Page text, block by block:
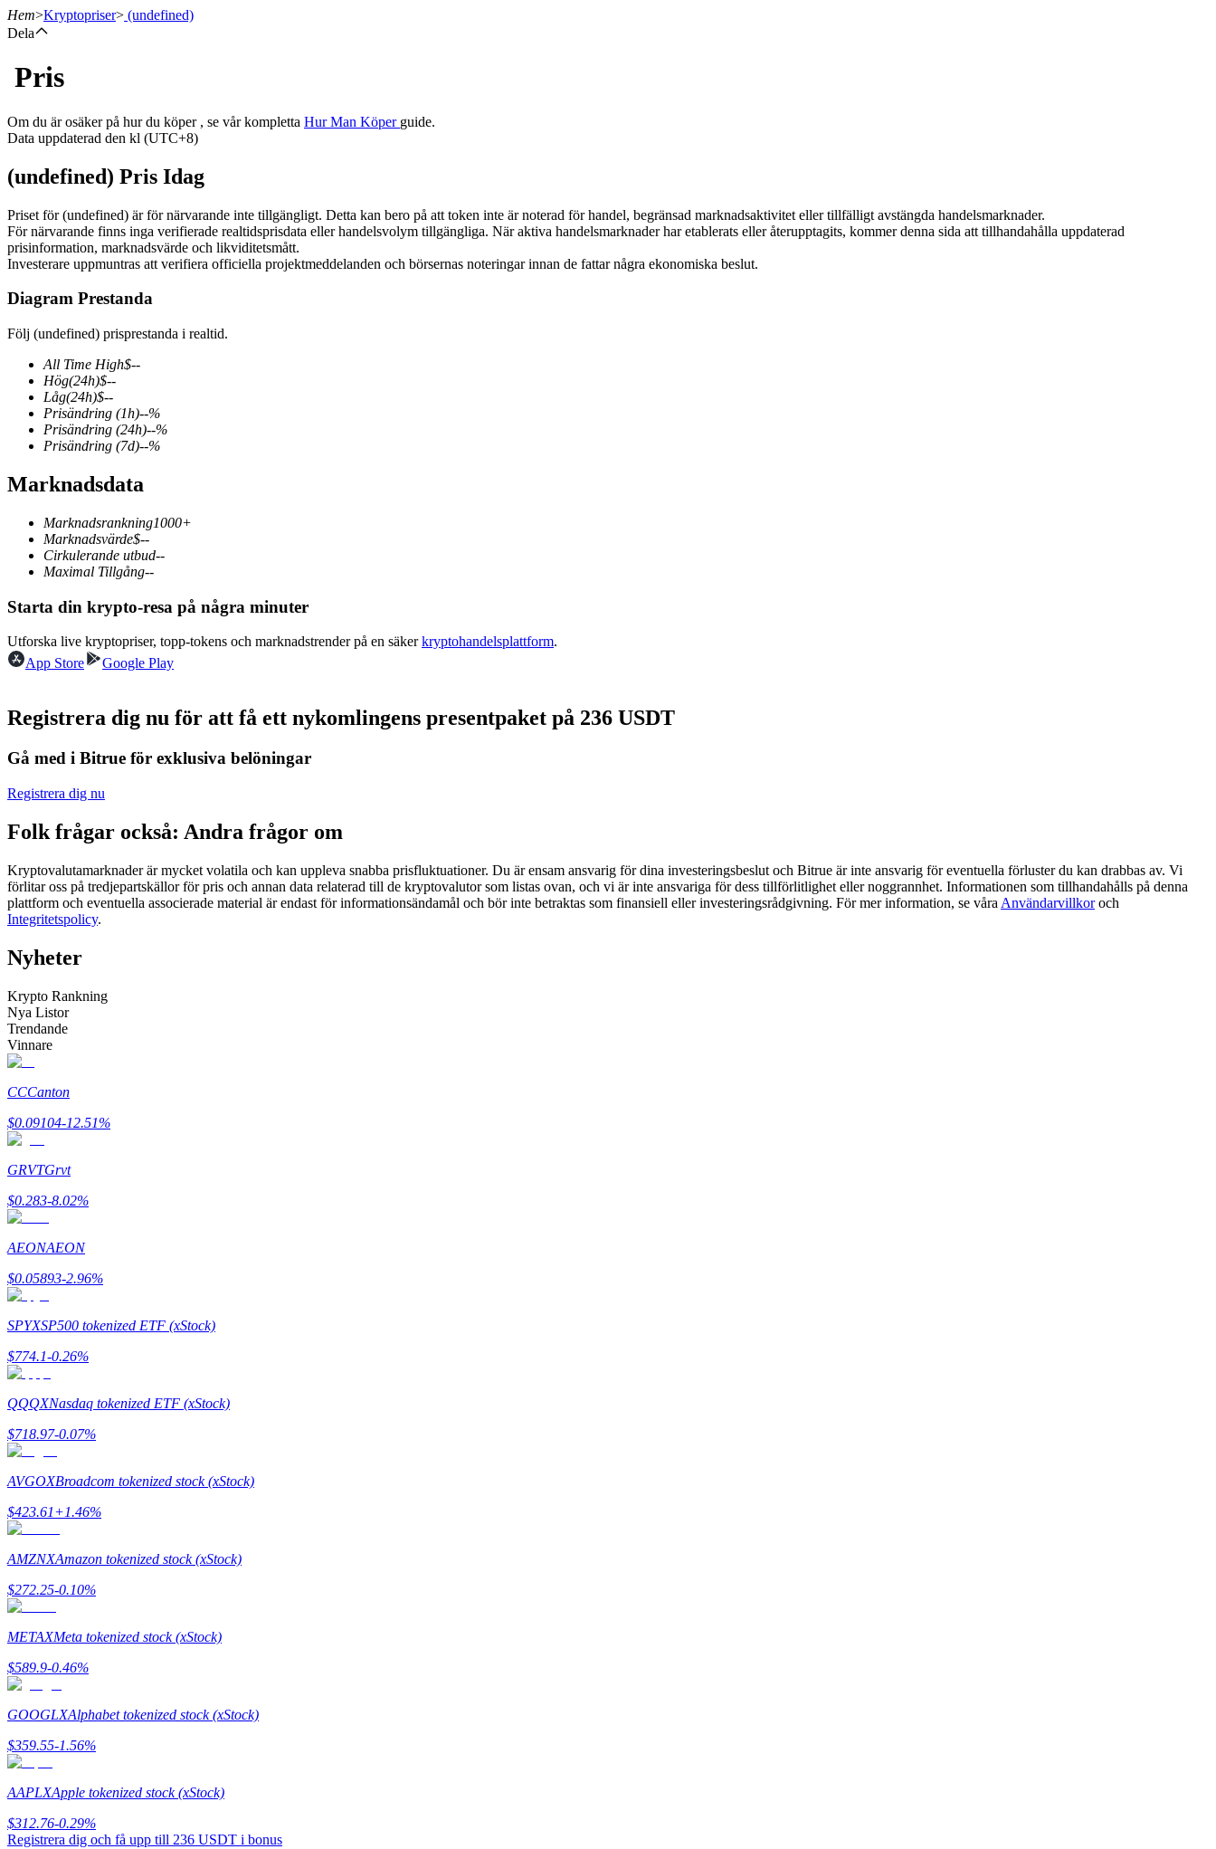
Terminer
USDT Futures
Futures med USDT som säkerhet
COIN-M Futures
Futures för kryptovaluta
Derivat för aktier, valuta, ädelmetaller och råvaror
USDC Futures
Futures med USDC som säkerhet
Kopiera Trading
Gå med de bästa handlarna
Information
Big data-analys inklusive handelsinformation, etc.
Guide
Futures startguide
Hem>Kryptopriser> (undefined)
Dela
Pris
Om du är osäker på hur du köper , se vår kompletta Hur Man Köper guide.
Data uppdaterad den kl (UTC+8)
(undefined) Pris Idag
Priset för (undefined) är för närvarande inte tillgängligt. Detta kan bero på att token inte är noterad för handel, begränsad marknadsaktivitet eller tillfälligt avstängda handelsmarknader.
För närvarande finns inga verifierade realtidsprisdata eller handelsvolym tillgängliga. När aktiva handelsmarknader har etablerats eller återupptagits, kommer denna sida att tillhandahålla uppdaterad
prisinformation, marknadsvärde och likviditetsmått.
Investerare uppmuntras att verifiera officiella projektmeddelanden och börsernas noteringar innan de fattar några ekonomiska beslut.
Diagram Prestanda
Följ (undefined) prisprestanda i realtid.
All Time High$--
Hög(24h)$--
Låg(24h)$--
Prisändring (1h)--%
Prisändring (24h)--%
Prisändring (7d)--%
Marknadsdata
Marknadsrankning1000+
Marknadsvärde$--
Cirkulerande utbud--
Maximal Tillgång--
Starta din krypto-resa på några minuter
Utforska live kryptopriser, topp-tokens och marknadstrender på en säkerkryptohandelsplattform.
App Store
Google Play
Registrera dig nu för att få ett nykomlingens presentpaket på 236 USDT
Gå med i Bitrue för exklusiva belöningar
Registrera dig nu
Folk frågar också: Andra frågor om
Kryptovalutamarknader är mycket volatila och kan uppleva snabba prisfluktuationer. Du är ensam ansvarig för dina investeringsbeslut och Bitrue är inte ansvarig för eventuella förluster du kan drabbas av. Vi
förlitar oss på tredjepartskällor för pris och annan data relaterad till de kryptovalutor som listas ovan, och vi är inte ansvariga för dess tillförlitlighet eller noggrannhet. Informationen som tillhandahålls på denna
plattform och eventuella associerade material är endast för informationsändamål och bör inte betraktas som finansiell eller investeringsrådgivning. För mer information, se våra Användarvillkoroch
Integritetspolicy.
Nyheter
Krypto Rankning
Nya Listor
Trendande
Vinnare
CCCanton
$0.09104-12.51%
GRVTGrvt
$0.283-8.02%
AEONAEON
$0.05893-2.96%
SPYXSP500 tokenized ETF (xStock)
$774.1-0.26%
QQQXNasdaq tokenized ETF (xStock)
$718.97-0.07%
AVGOXBroadcom tokenized stock (xStock)
$423.61+1.46%
AMZNXAmazon tokenized stock (xStock)
$272.25-0.10%
METAXMeta tokenized stock (xStock)
$589.9-0.46%
GOOGLXAlphabet tokenized stock (xStock)
$359.55-1.56%
AAPLXApple tokenized stock (xStock)
$312.76-0.29%
Registrera dig och få upp till 236 USDT i bonus